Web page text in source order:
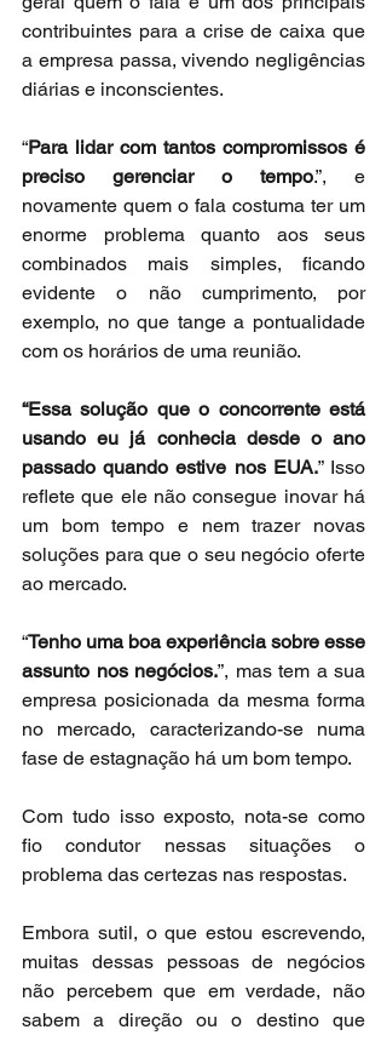
contribuintes para a crise de caixa que
a empresa passa, vivendo negligências
diárias e inconscientes.
“Para lidar com tantos compromissos é
preciso gerenciar o tempo.”, e
novamente quem o fala costuma ter um
enorme problema quanto aos seus
combinados mais simples, ficando
evidente o não cumprimento, por
exemplo, no que tange a pontualidade
com os horários de uma reunião.
“Essa solução que o concorrente está
usando eu já conhecia desde o ano
passado quando estive nos EUA.” Isso
reflete que ele não consegue inovar há
um bom tempo e nem trazer novas
soluções para que o seu negócio oferte
ao mercado.
“Tenho uma boa experiência sobre esse
assunto nos negócios.”, mas tem a sua
empresa posicionada da mesma forma
no mercado, caracterizando-se numa
fase de estagnação há um bom tempo.
Com tudo isso exposto, nota-se como
fio condutor nessas situações o
problema das certezas nas respostas.
Embora sutil, o que estou escrevendo,
muitas dessas pessoas de negócios
não percebem que em verdade, não
sabem a direção ou o destino que